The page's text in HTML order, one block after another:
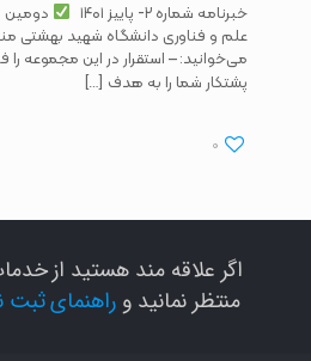
خبرنامه شماره ۲- پاییز ۱۴۰۱
دومین
علم و فناوری دانشگاه شهید بهشتی
می‌خوانید: – استقرار در این مجموعه را
پشتکار شما را به هدف […]
0
اگر علاقه مند هستید از
منتظر نمانید و راهنمای ثبت